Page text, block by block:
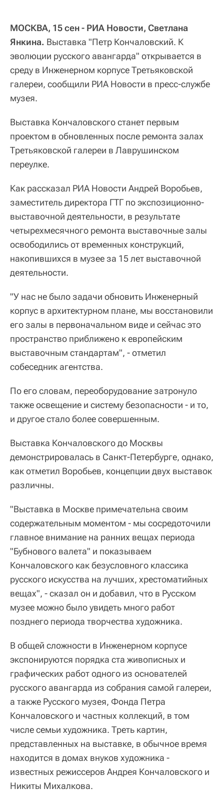
МОСКВА, 15 сен - РИА Новости, Светлана
Янкина. Выставка "Петр Кончаловский. К
эволюции русского авангарда" открывается в
среду в Инженерном корпусе Третьяковской
галереи, сообщили РИА Новости в пресс-службе
музея.
Выставка Кончаловского станет первым
проектом в обновленных после ремонта залах
Третьяковской галереи в Лаврушинском
переулке.
Как рассказал РИА Новости Андрей Воробьев,
заместитель директора ГТГ по экспозиционно-
выставочной деятельности, в результате
четырехмесячного ремонта выставочные залы
освободились от временных конструкций,
накопившихся в музее за 15 лет выставочной
деятельности.
"У нас не было задачи обновить Инженерный
корпус в архитектурном плане, мы восстановили
его залы в первоначальном виде и сейчас это
пространство приближено к европейским
выставочным стандартам", - отметил
собеседник агентства.
По его словам, переоборудование затронуло
также освещение и систему безопасности - и то,
и другое стало более совершенным.
Выставка Кончаловского до Москвы
демонстрировалась в Санкт-Петербурге, однако,
как отметил Воробьев, концепции двух выставок
различны.
"Выставка в Москве примечательна своим
содержательным моментом - мы сосредоточили
главное внимание на ранних вещах периода
"Бубнового валета" и показываем
Кончаловского как безусловного классика
русского искусства на лучших, хрестоматийных
вещах", - сказал он и добавил, что в Русском
музее можно было увидеть много работ
позднего периода творчества художника.
В общей сложности в Инженерном корпусе
экспонируются порядка ста живописных и
графических работ одного из основателей
русского авангарда из собрания самой галереи,
а также Русского музея, Фонда Петра
Кончаловского и частных коллекций, в том
числе семьи художника. Треть картин,
представленных на выставке, в обычное время
находится в домах внуков художника -
известных режиссеров Андрея Кончаловского и
Никиты Михалкова.